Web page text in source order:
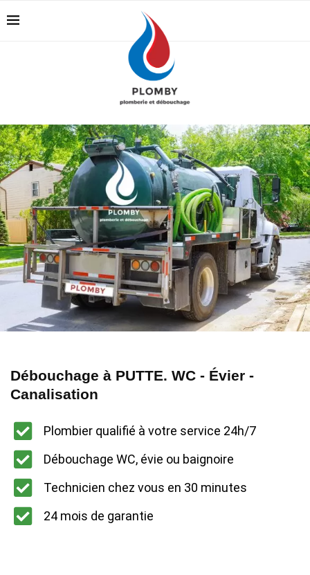
Débouchage à PUTTE. WC - Évier -
Canalisation
Plombier qualifié à votre service 24h/7
Débouchage WC, évie ou baignoire
Technicien chez vous en 30 minutes
24 mois de garantie